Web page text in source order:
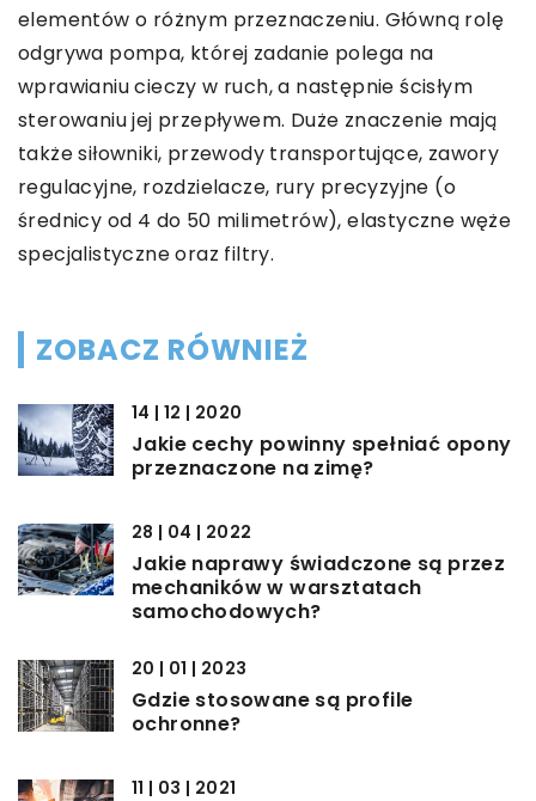
elementów o różnym przeznaczeniu. Główną rolę
odgrywa pompa, której zadanie polega na
wprawianiu cieczy w ruch, a następnie ścisłym
sterowaniu jej przepływem. Duże znaczenie mają
także siłowniki, przewody transportujące, zawory
regulacyjne, rozdzielacze, rury precyzyjne (o
średnicy od 4 do 50 milimetrów), elastyczne węże
specjalistyczne oraz filtry.
ZOBACZ RÓWNIEŻ
14 | 12 | 2020
Jakie cechy powinny spełniać opony
przeznaczone na zimę?
28 | 04 | 2022
Jakie naprawy świadczone są przez
mechaników w warsztatach
samochodowych?
20 | 01 | 2023
Gdzie stosowane są profile
ochronne?
11 | 03 | 2021